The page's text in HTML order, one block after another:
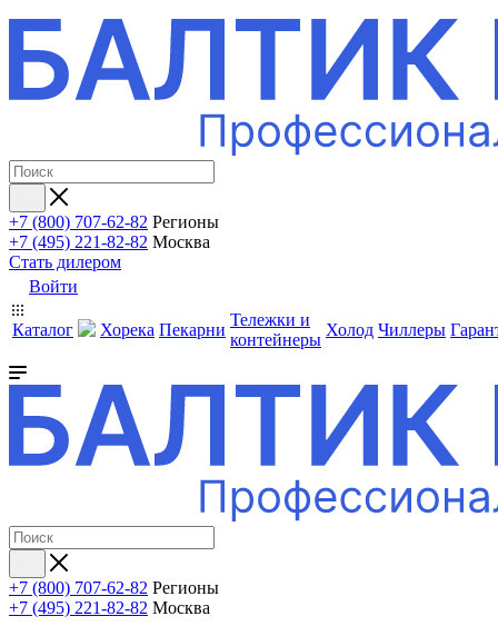
+7 (800) 707-62-82 Регионы
+7 (495) 221-82-82 Москва
Стать дилером
Войти
Каталог Хорека Пекарни
Тележки и
контейнеры
Холод Чиллеры
+7 (800) 707-62-82 Регионы
+7 (495) 221-82-82 Москва